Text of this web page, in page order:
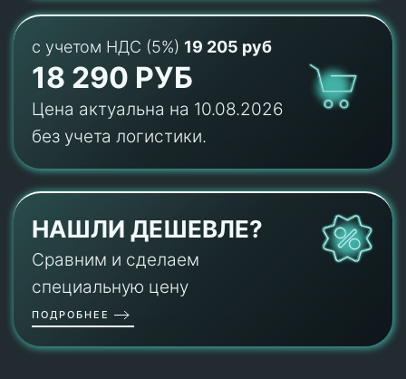
с учетом НДС (5%) 19 205 руб
18 290 РУБ
Цена актуальна на 10.08.2026
без учета логистики.
НАШЛИ ДЕШЕВЛЕ?
Сравним и сделаем
специальную цену
ПОДРОБНЕЕ